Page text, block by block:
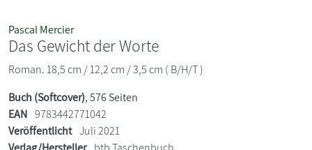
Pascal Mercier
Das Gewicht der Worte
Roman. 18,5 cm / 12,2 cm / 3,5 cm ( B/H/T )
Buch (Softcover), 576 Seiten
EAN 9783442771042
Veröffentlicht Juli 2021